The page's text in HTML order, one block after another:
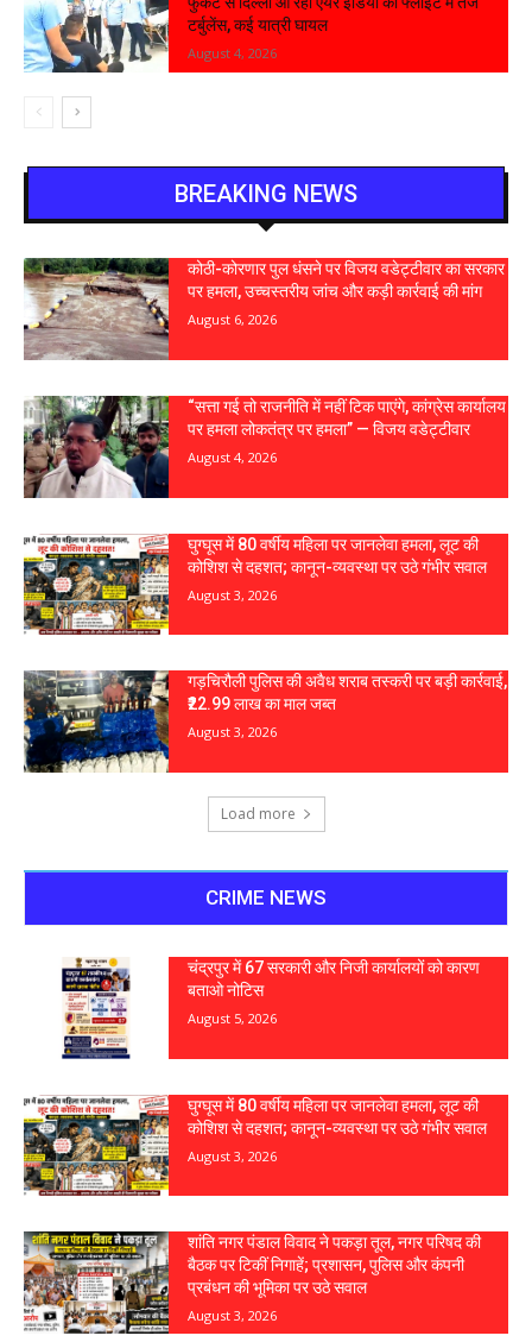
टर्बुलेंस, कई यात्री घायल
August 4, 2026
BREAKING NEWS
कोठी-कोरणार पुल धंसने पर विजय वडेट्टीवार का सरकार
पर हमला, उच्चस्तरीय जांच और कड़ी कार्रवाई की मांग
August 6, 2026
“सत्ता गई तो राजनीति में नहीं टिक पाएंगे, कांग्रेस कार्यालय
पर हमला लोकतंत्र पर हमला” — विजय वडेट्टीवार
August 4, 2026
घुग्घूस में 80 वर्षीय महिला पर जानलेवा हमला, लूट की
कोशिश से दहशत; कानून-व्यवस्था पर उठे गंभीर सवाल
August 3, 2026
गड़चिरौली पुलिस की अवैध शराब तस्करी पर बड़ी कार्रवाई,
₹22.99 लाख का माल जब्त
August 3, 2026
Load more
CRIME NEWS
चंद्रपुर में 67 सरकारी और निजी कार्यालयों को कारण
बताओ नोटिस
August 5, 2026
घुग्घूस में 80 वर्षीय महिला पर जानलेवा हमला, लूट की
कोशिश से दहशत; कानून-व्यवस्था पर उठे गंभीर सवाल
August 3, 2026
शांति नगर पंडाल विवाद ने पकड़ा तूल, नगर परिषद की
बैठक पर टिकीं निगाहें; प्रशासन, पुलिस और कंपनी
प्रबंधन की भूमिका पर उठे सवाल
August 3, 2026